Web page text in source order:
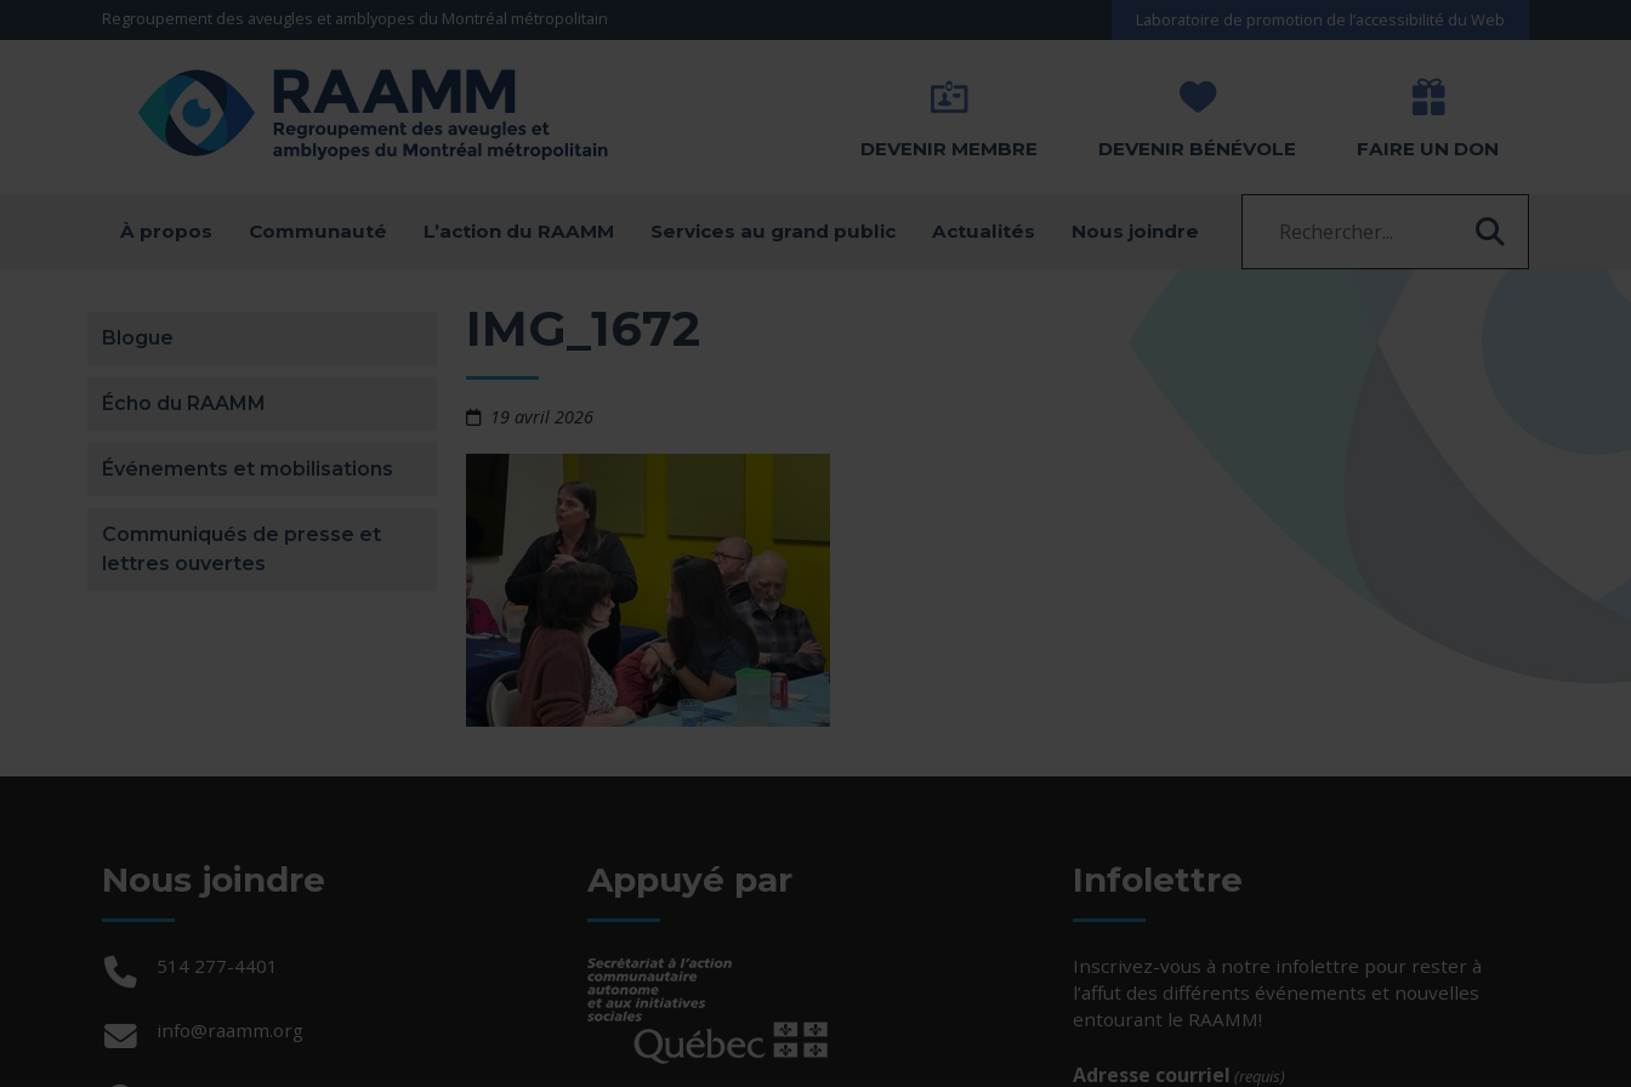
Aller directement au contenu
Regroupement des aveugles et amblyopes du Montréal métropolitain Laboratoire de promotion de l’accessibilité du Web
DEVENIR MEMBRE DEVENIR BÉNÉVOLE FAIRE UN DON
À propos Communauté L’action du RAAMM Services au grand public Actualités Nous joindre
Blogue
Écho du RAAMM
Événements et mobilisations
Communiqués de presse et
lettres ouvertes
IMG_1672
19 avril 2026
Nous joindre
Téléphone :
514 277-4401
Courriel :
info@raamm.org
Appuyé par Infolettre
Inscrivez-vous à notre infolettre pour rester à
l’affut des différents événements et nouvelles
entourant le RAAMM!
Adresse courriel (requis)